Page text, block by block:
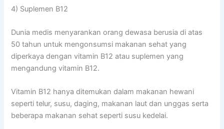
4) Suplemen B12
Dunia medis menyarankan orang dewasa berusia di atas
50 tahun untuk mengonsumsi makanan sehat yang
diperkaya dengan vitamin B12 atau suplemen yang
mengandung vitamin B12.
Vitamin B12 hanya ditemukan dalam makanan hewani
seperti telur, susu, daging, makanan laut dan unggas serta
beberapa makanan sehat seperti susu kedelai.